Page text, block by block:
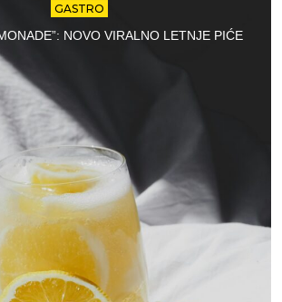
GASTRO
NOVO VIRALNO LETNJE PIĆE